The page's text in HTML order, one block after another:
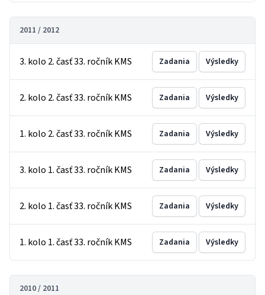
2011 / 2012
3. kolo 2. časť 33. ročník KMS Zadania Výsledky
2. kolo 2. časť 33. ročník KMS Zadania Výsledky
1. kolo 2. časť 33. ročník KMS Zadania Výsledky
3. kolo 1. časť 33. ročník KMS Zadania Výsledky
2. kolo 1. časť 33. ročník KMS Zadania Výsledky
1. kolo 1. časť 33. ročník KMS Zadania Výsledky
2010 / 2011